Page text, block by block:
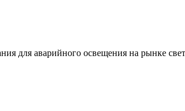
для аварийного освещения на рынке